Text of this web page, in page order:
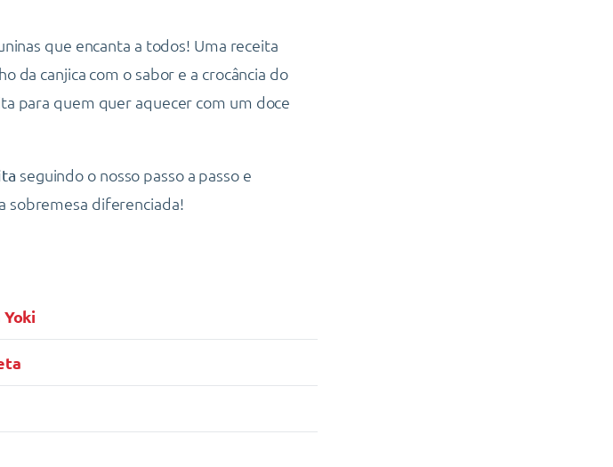
que encanta a todos! Uma receita
da canjica com o sabor e a crocância do
para quem quer aquecer com um doce
seguindo o nosso passo a passo e
sobremesa diferenciada!